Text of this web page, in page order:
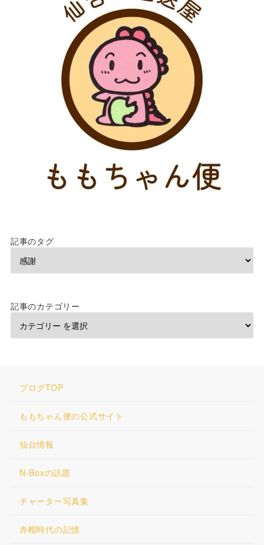
記事のタグ
記事のカテゴリー
ブログTOP
ももちゃん便の公式サイト
仙台情報
N-Boxの話題
チャーター写真集
赤帽時代の記憶